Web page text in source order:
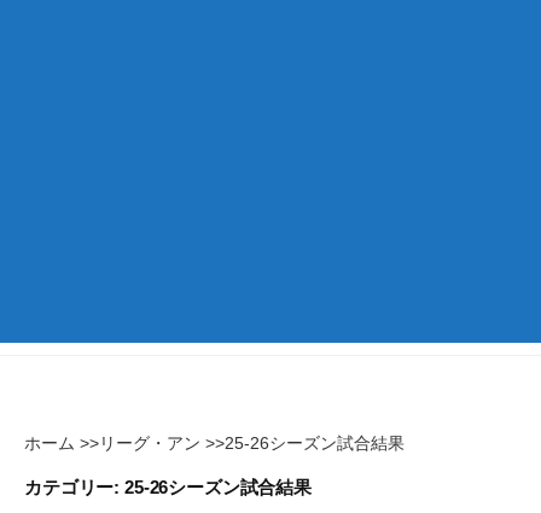
ホーム >>リーグ・アン >>25-26シーズン試合結果
カテゴリー: 25-26シーズン試合結果